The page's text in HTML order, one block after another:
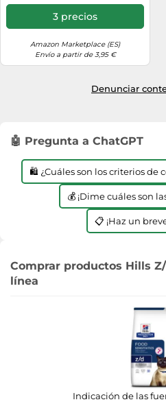
3 precios
Amazon Marketplace (ES)
Envío a partir de 3,95 €
Denunciar
🤖 Pregunta a ChatGPT
🛍️ ¿Cuáles son los criterios de
💰 ¡Dime cuáles son
📋 ¡Haz un
Comprar productos Hills
línea
Indicación de las